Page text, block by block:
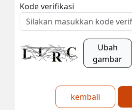
Kode verifikasi
Ubah
gambar
kembali